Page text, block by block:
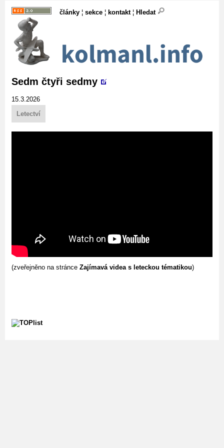
články ¦ sekce ¦ kontakt¦ Hledat
Sedm čtyři sedmy
15.3.2026
Letectví
(zveřejněno na stránce Zajímavá videa s leteckou tématikou)